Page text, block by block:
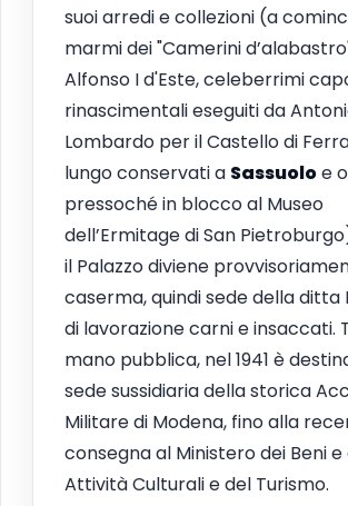
suoi arredi e collezioni (a
marmi dei "Camerini
Alfonso I d'Este, celeberrimi
rinascimentali eseguiti da
Lombardo per il Castello di
lungo conservati a Sassuoloe
pressoché in blocco al Museo
dell’Ermitage di San
il Palazzo diviene
caserma, quindi sede della ditta
di lavorazione carni e insaccati.
mano pubblica, nel 1941 è
sede sussidiaria della storica
Militare di Modena, fino alla
consegna al Ministero dei Beni
Attività Culturali e del Turismo.